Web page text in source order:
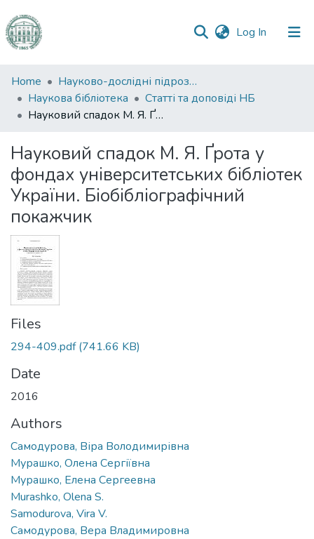
Log In (current)
Communities
&
Collections
Statistics
Home
Науково-дослідні підрозділи
Наукова бібліотека
Статті та доповіді НБ
Науковий спадок М. Я. Ґрота у фондах університетських бібліотек України. Біобібліографічний покажчик
Науковий спадок М. Я. Ґрота у
фондах університетських бібліотек
України. Біобібліографічний
покажчик
Files
294-409.pdf(741.66 KB)
Date
2016
Authors
Самодурова, Віра Володимирівна
Мурашко, Олена Сергіївна
Мурашко, Елена Сергеевна
Murashko, Olena S.
Samodurova, Vira V.
Самодурова, Вера Владимировна